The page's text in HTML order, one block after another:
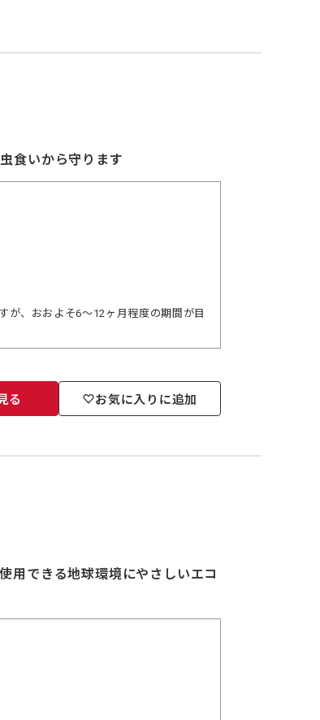
食いから守ります
が、おおよそ6～12ヶ月程度の期間が目
る お気に入りに追加
用できる地球環境にやさしいエコ